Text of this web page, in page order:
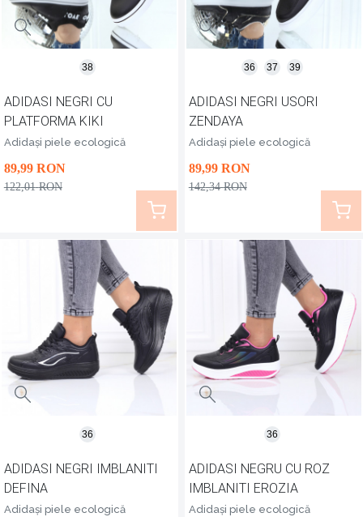
ADIDASI NEGRI CU
PLATFORMA KIKI
Adidași piele ecologică
89,99 RON
122,01 RON
38
ADIDASI NEGRI USORI
ZENDAYA
Adidași piele ecologică
89,99 RON
142,34 RON
36 37 39
ADIDASI NEGRI IMBLANITI
DEFINA
Adidași piele ecologică
36
ADIDASI NEGRU CU ROZ
IMBLANITI EROZIA
Adidași piele ecologică
36